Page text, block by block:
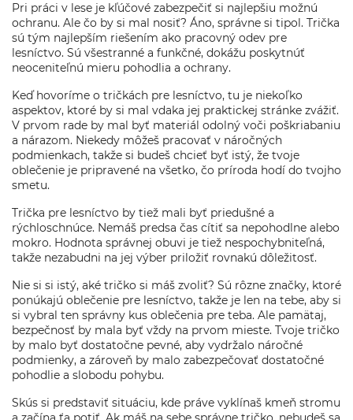
Pri práci v lese je kľúčové zabezpečiť si najlepšiu možnú
ochranu. Ale čo by si mal nosiť? Áno, správne si tipol. Trička
sú tým najlepším riešením ako pracovný odev pre
lesníctvo. Sú všestranné a funkčné, dokážu poskytnúť
neoceniteľnú mieru pohodlia a ochrany.
Keď hovoríme o tričkách pre lesníctvo, tu je niekoľko
aspektov, ktoré by si mal vdaka jej praktickej stránke zvážiť.
V prvom rade by mal byť materiál odolný voči poškriabaniu
a nárazom. Niekedy môžeš pracovať v náročných
podmienkach, takže si budeš chcieť byť istý, že tvoje
oblečenie je pripravené na všetko, čo príroda hodí do tvojho
smetu.
Trička pre lesníctvo by tiež mali byť priedušné a
rýchloschnúce. Nemáš predsa čas cítiť sa nepohodlne alebo
mokro. Hodnota správnej obuvi je tiež nespochybniteľná,
takže nezabudni na jej výber priložiť rovnakú dôležitosť.
Nie si si istý, aké tričko si máš zvoliť? Sú rôzne značky, ktoré
ponúkajú oblečenie pre lesníctvo, takže je len na tebe, aby si
si vybral ten správny kus oblečenia pre teba. Ale pamätaj,
bezpečnosť by mala byť vždy na prvom mieste. Tvoje tričko
by malo byť dostatočne pevné, aby vydržalo náročné
podmienky, a zároveň by malo zabezpečovať dostatočné
pohodlie a slobodu pohybu.
Skús si predstaviť situáciu, kde práve vyklínaš kmeň stromu